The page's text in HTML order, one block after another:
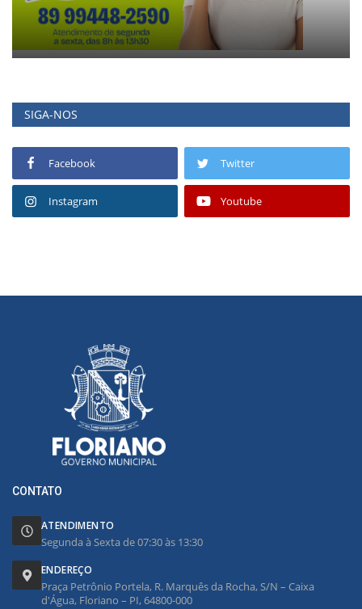
SIGA-NOS
Facebook Twitter
Instagram Youtube
CONTATO
ATENDIMENTO
Segunda à Sexta de 07:30 às 13:30
ENDEREÇO
Praça Petrônio Portela, R. Marquês da Rocha, S/N – Caixa
d'Água, Floriano – PI, 64800-000